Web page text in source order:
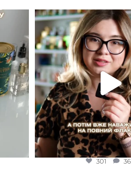
Для замовлення
Instagram...
301 36
301 36